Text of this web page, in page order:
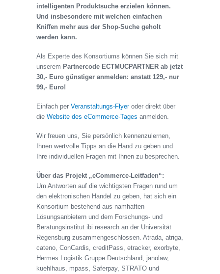
intelligenten Produktsuche erzielen können.
Und insbesondere mit welchen einfachen
Kniffen mehr aus der Shop-Suche geholt
werden kann.
Als Experte des Konsortiums können Sie sich mit
unserem Partnercode ECTMUCPARTNER ab jetzt
30,- Euro günstiger anmelden: anstatt 129,- nur
99,- Euro!
Einfach per Veranstaltungs-Flyeroder direkt über
die Website des eCommerce-Tages anmelden.
Wir freuen uns, Sie persönlich kennenzulernen,
Ihnen wertvolle Tipps an die Hand zu geben und
Ihre individuellen Fragen mit Ihnen zu besprechen.
Über das Projekt „eCommerce-Leitfaden“:
Um Antworten auf die wichtigsten Fragen rund um
den elektronischen Handel zu geben, hat sich ein
Konsortium bestehend aus namhaften
Lösungsanbietern und dem Forschungs- und
Beratungsinstitut ibi research an der Universität
Regensburg zusammengeschlossen. Atrada, atriga,
cateno, ConCardis, creditPass, etracker, exorbyte,
Hermes Logistik Gruppe Deutschland, janolaw,
kuehlhaus, mpass, Saferpay, STRATO und